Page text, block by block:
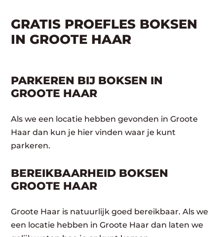
GRATIS PROEFLES BOKSEN
IN GROOTE HAAR
PARKEREN BIJ BOKSEN IN
GROOTE HAAR
Als we een locatie hebben gevonden in Groote
Haar dan kun je hier vinden waar je kunt
parkeren.
BEREIKBAARHEID BOKSEN
GROOTE HAAR
Groote Haar is natuurlijk goed bereikbaar. Als we
een locatie hebben in Groote Haar dan laten we